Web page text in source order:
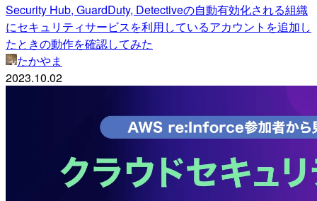
Security Hub, GuardDuty, Detectiveの自動有効化される組織
にセキュリティサービスを利用しているアカウントを追加し
たときの動作を確認してみた
たかやま
2023.10.02